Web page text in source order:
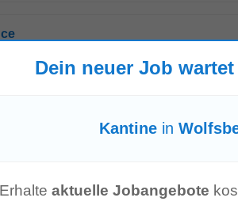
• wettbewerbsfähige Vergütung •
• Home Office • Gesundheitsförderung...
von Verkaufsprozessen, CRM-Strukturen
und Vergünstigungen • Flexible...
Dein neuer Job
Kantine in
Erhalte aktuelle Jobangebote